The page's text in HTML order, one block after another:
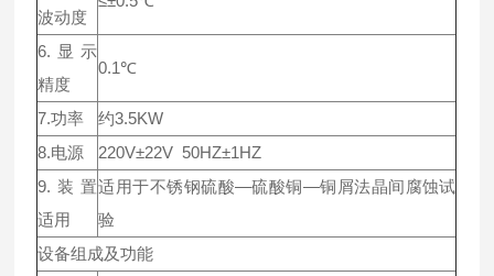
波动度
6.显示
精度
0.1℃
7.功率
约3.5KW
8.电源
220V±22V 50HZ±1HZ
9.装置
适用
适用于不锈钢硫酸—硫酸铜—铜屑法晶间腐蚀试
验
设备组成及功能